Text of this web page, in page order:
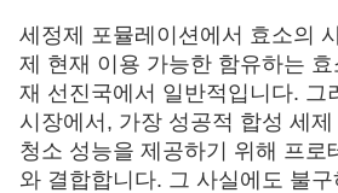
세정제 포뮬레이션에서 효소의
제 현재 이용 가능한 함유하는
재 선진국에서 일반적입니다. 그
시장에서, 가장 성공적 합성 세
청소 성능을 제공하기 위해 프로
와 결합합니다. 그 사실에도 불